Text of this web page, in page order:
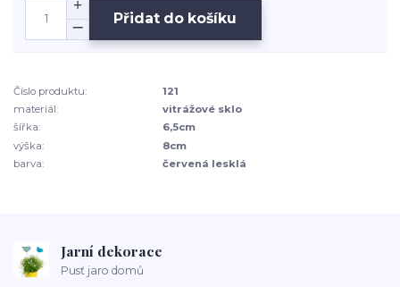
Přidat do košíku
Číslo produktu:
121
materiál:
vitrážové sklo
šířka:
6,5cm
výška:
8cm
barva:
červená lesklá
Jarní dekorace
Pusť jaro domů